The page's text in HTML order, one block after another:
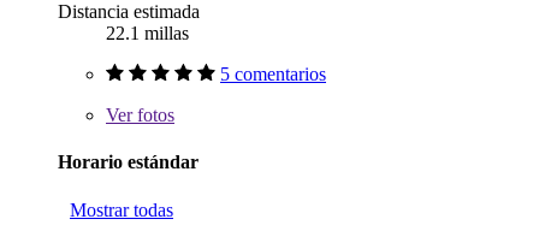
Distancia estimada
22.1 millas
5 comentarios
Verfotos
Horario estándar
Mostrar todas